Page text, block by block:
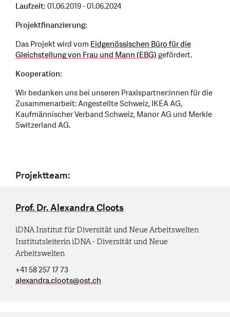
Laufzeit:01.06.2019 - 01.06.2024
Projektfinanzierung:
Das Projekt wird vom Eidgenössischen Büro für die
Gleichstellung von Frau und Mann (EBG)gefördert.
Kooperation:
Wir bedanken uns bei unseren Praxispartner:innen für die
Zusammenarbeit: Angestellte Schweiz, IKEA AG,
Kaufmännischer Verband Schweiz, Manor AG und Merkle
Switzerland AG.
Projektteam:
Prof. Dr. Alexandra Cloots
iDNA Institut für Diversität und Neue Arbeitswelten
Institutsleiterin iDNA - Diversität und Neue
Arbeitswelten
+41 58 257 17 73
alexandra.cloots@ost.ch